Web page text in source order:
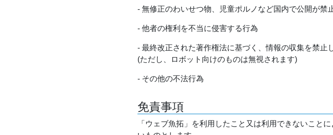
- 無修正のわいせつ物、児童ポルノなど国内で公開が禁
- 他者の権利を不当に侵害する行為
- 最終改正された著作権法に基づく、情報の収集を禁止
(ただし、ロボット向けのものは無視されます)
- その他の不法行為
免責事項
「ウェブ魚拓」を利用したこと又は利用できないこと